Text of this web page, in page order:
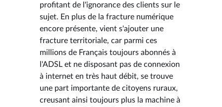
profitant de l'ignorance des clients sur le
sujet. En plus de la fracture numérique
encore présente, vient s'ajouter une
fracture territoriale, car parmi ces
millions de Français toujours abonnés à
l'ADSL et ne disposant pas de connexion
à internet en très haut débit, se trouve
une part importante de citoyens ruraux,
creusant ainsi toujours plus la machine à